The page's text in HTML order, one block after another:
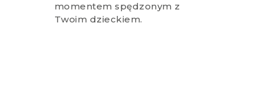
momentem spędzonym z
Twoim dzieckiem.